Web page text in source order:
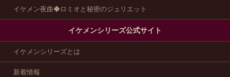
イケメン夜曲◆ロミオと秘密のジュリエット
イケメンシリーズ公式サイト
イケメンシリーズとは
新着情報